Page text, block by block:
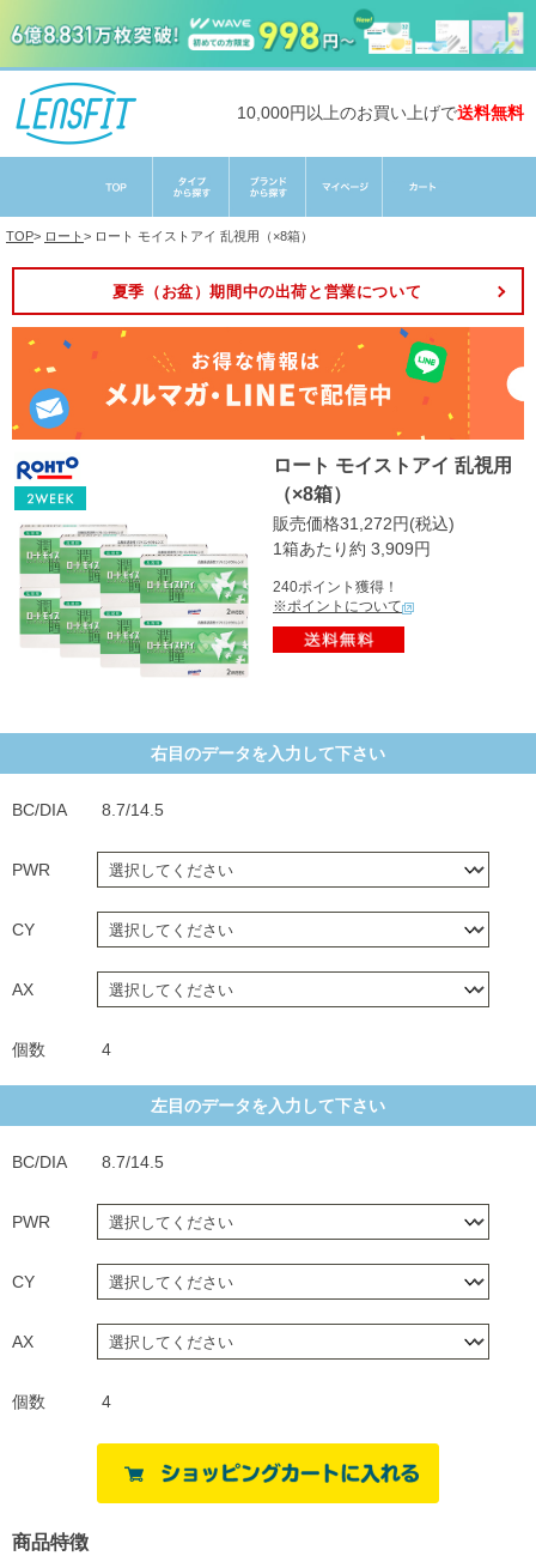
10,000円以上のお買い上げで送料無料
TOP> ロート> ロート モイストアイ 乱視用（×8箱）
夏季（お盆）期間中の出荷と営業について
ロート モイストアイ 乱視用
（×8箱）
販売価格31,272円(税込)
1箱あたり約 3,909円
240ポイント獲得！
※ポイントについて
右目のデータを入力して下さい
BC/DIA 8.7/14.5
PWR
CY
AX
個数 4
左目のデータを入力して下さい
BC/DIA 8.7/14.5
PWR
CY
AX
個数 4
商品特徴